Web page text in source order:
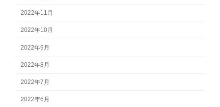
2022年11月
2022年10月
2022年9月
2022年8月
2022年7月
2022年6月